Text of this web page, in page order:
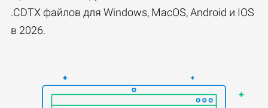
.CDTX файлов для Windows, MacOS, Android и IOS
в 2026.